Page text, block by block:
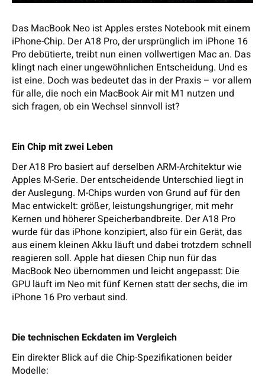
Das MacBook Neo ist Apples erstes Notebook mit einem
iPhone-Chip. Der A18 Pro, der ursprünglich im iPhone 16
Pro debütierte, treibt nun einen vollwertigen Mac an. Das
klingt nach einer ungewöhnlichen Entscheidung. Und es
ist eine. Doch was bedeutet das in der Praxis – vor allem
für alle, die noch ein MacBook Air mit M1 nutzen und
sich fragen, ob ein Wechsel sinnvoll ist?
Ein Chip mit zwei Leben
Der A18 Pro basiert auf derselben ARM-Architektur wie
Apples M-Serie. Der entscheidende Unterschied liegt in
der Auslegung. M-Chips wurden von Grund auf für den
Mac entwickelt: größer, leistungshungriger, mit mehr
Kernen und höherer Speicherbandbreite. Der A18 Pro
wurde für das iPhone konzipiert, also für ein Gerät, das
aus einem kleinen Akku läuft und dabei trotzdem schnell
reagieren soll. Apple hat diesen Chip nun für das
MacBook Neo übernommen und leicht angepasst: Die
GPU läuft im Neo mit fünf Kernen statt der sechs, die im
iPhone 16 Pro verbaut sind.
Die technischen Eckdaten im Vergleich
Ein direkter Blick auf die Chip-Spezifikationen beider
Modelle: